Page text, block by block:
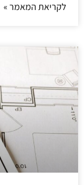
לקריאת המאמר »